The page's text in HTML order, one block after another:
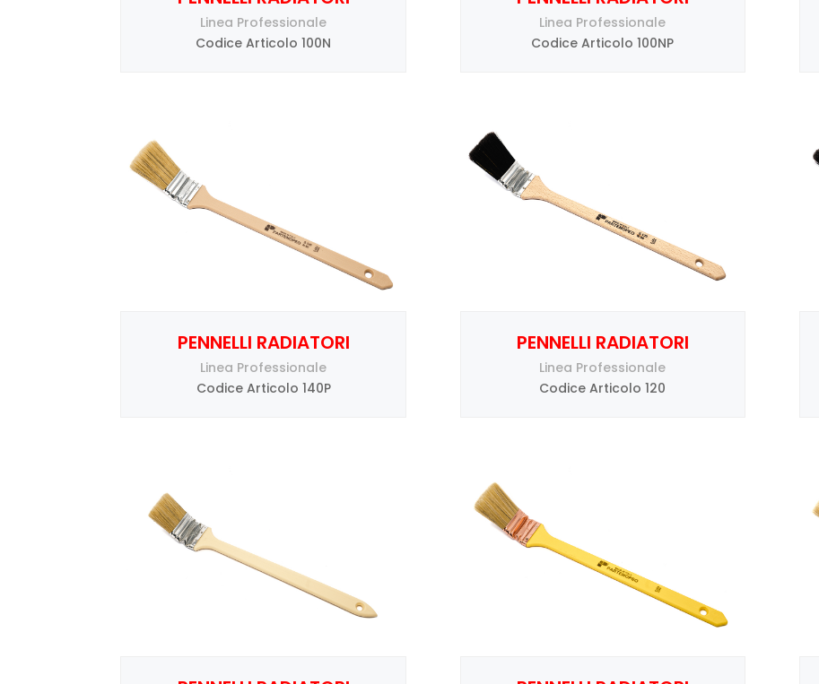
Linea Professionale
Codice Articolo 100N
Linea Professionale
Codice Articolo 100NP
PENNELLI RADIATORI
Linea Professionale
Codice Articolo 140P
PENNELLI RADIATORI
Linea Professionale
Codice Articolo 120